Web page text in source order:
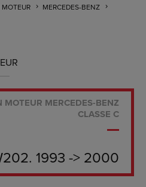
MERCEDES-BENZ
MOTEUR MERCEDES-BENZ
CLASSE C
1993 -> 2000